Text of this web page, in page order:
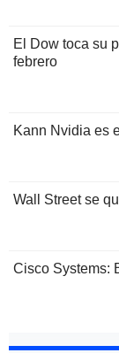
El Dow toca su
febrero
Kann Nvidia es
Wall Street se
Cisco Systems: